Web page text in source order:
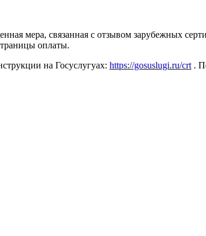
мера, связанная с отзывом зарубежных
оплаты.
на Госуслугуах: https://gosuslugi.ru/crt .